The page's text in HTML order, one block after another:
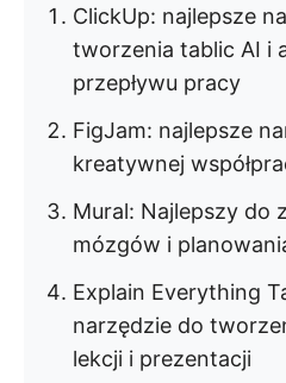
ClickUp: najlepsze
tworzenia tablic AI i
przepływu pracy
FigJam: najlepsze
kreatywnej
Mural: Najlepszy do
mózgów i
Explain Everything
narzędzie do
lekcji i prezentacji